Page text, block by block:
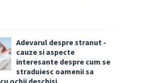
Adevarul despre stranut -
cauze si aspecte
interesante despre cum se
straduiesc oamenii sa